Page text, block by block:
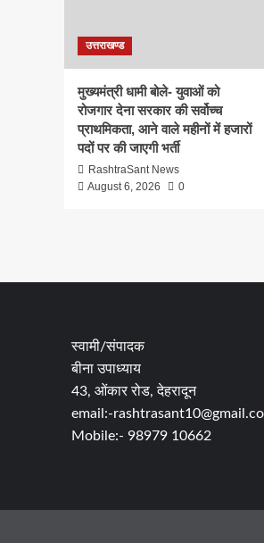
उत्तराखण्ड
मुख्यमंत्री धामी बोले- युवाओं को
रोजगार देना सरकार की सर्वोच्च
प्राथमिकता, आने वाले महीनों में हजारों
पदों पर की जाएगी भर्ती
RashtraSant News
August 6, 2026
0
स्वामी/संपादक
बीना उपाध्याय
43, ओंकार रोड, देहरादून
email:-
Mobile:- 98979 10662